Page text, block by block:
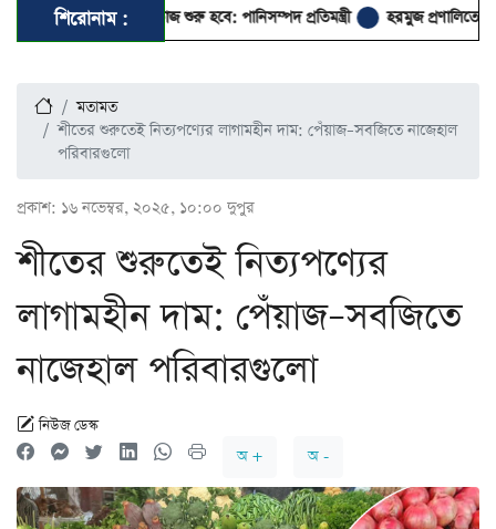
শিরোনাম :
কাজ শুরু হবে: পানিসম্পদ প্রতিমন্ত্রী হরমুজ প্রণালিতে আবুধাবির জাহাজে
মতামত
শীতের শুরুতেই নিত্যপণ্যের লাগামহীন দাম: পেঁয়াজ–সবজিতে নাজেহাল
পরিবারগুলো
প্রকাশ: ১৬ নভেম্বর, ২০২৫, ১০:০০ দুপুর
শীতের শুরুতেই নিত্যপণ্যের
লাগামহীন দাম: পেঁয়াজ–সবজিতে
নাজেহাল পরিবারগুলো
নিউজ ডেস্ক
অ +
অ -